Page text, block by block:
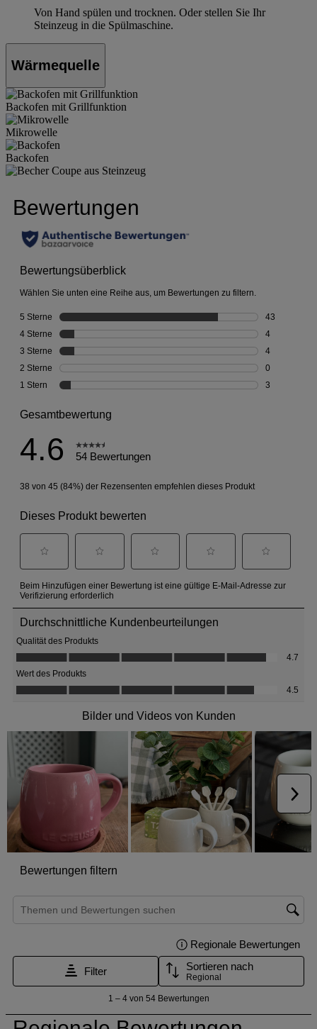
Von Hand spülen und trocknen. Oder stellen Sie Ihr
Steinzeug in die Spülmaschine.
Wärmequelle
Backofen mit Grillfunktion
Mikrowelle
Backofen